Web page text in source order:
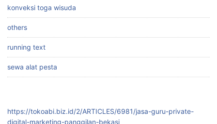
konveksi toga wisuda
others
running text
sewa alat pesta
https://tokoabi.biz.id/2/ARTICLES/6981/jasa-guru-private-
digital-marketing-panggilan-bekasi